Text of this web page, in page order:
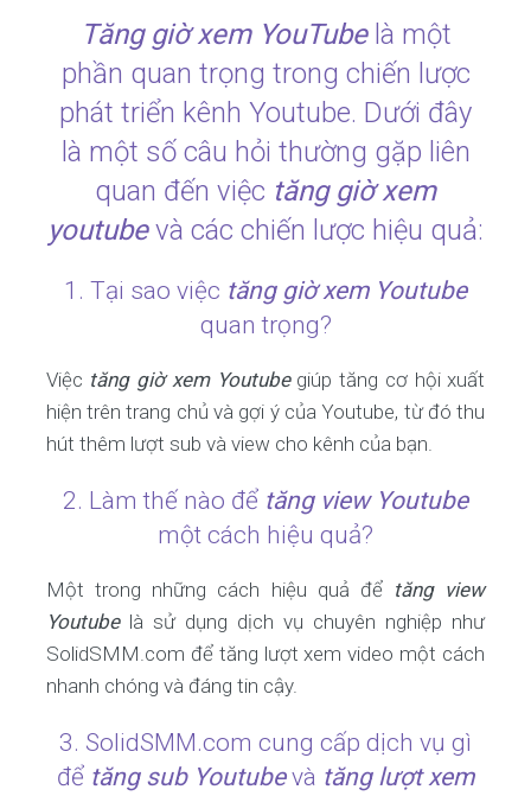
Tăng giờ xem YouTubelà một
phần quan trọng trong chiến lược
phát triển kênh Youtube. Dưới đây
là một số câu hỏi thường gặp liên
quan đến việc tăng giờ xem
youtubevà các chiến lược hiệu quả:
1. Tại sao việc tăng giờ xem Youtube
quan trọng?
Việc tăng giờ xem Youtubegiúp tăng cơ hội xuất
hiện trên trang chủ và gợi ý của Youtube, từ đó thu
hút thêm lượt sub và view cho kênh của bạn.
2. Làm thế nào để tăng view Youtube
một cách hiệu quả?
Một trong những cách hiệu quả để tăng view
Youtubelà sử dụng dịch vụ chuyên nghiệp như
SolidSMM.com để tăng lượt xem video một cách
nhanh chóng và đáng tin cậy.
3. SolidSMM.com cung cấp dịch vụ gì
để tăng sub Youtubevà tăng lượt xem